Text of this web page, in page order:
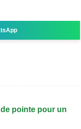
pointe pour un